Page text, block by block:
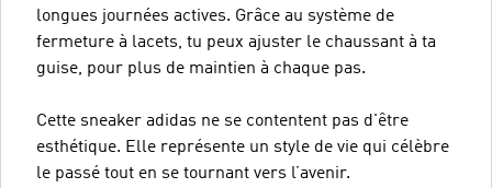
longues journées actives. Grâce au système de
fermeture à lacets, tu peux ajuster le chaussant à ta
guise, pour plus de maintien à chaque pas.
Cette sneaker adidas ne se contentent pas d'être
esthétique. Elle représente un style de vie qui célèbre
le passé tout en se tournant vers l’avenir.